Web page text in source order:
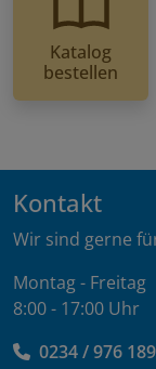
Katalog
bestellen
Kontakt
Wir sind gerne
Montag - Freitag
8:00 - 17:00 Uhr
0234 / 976